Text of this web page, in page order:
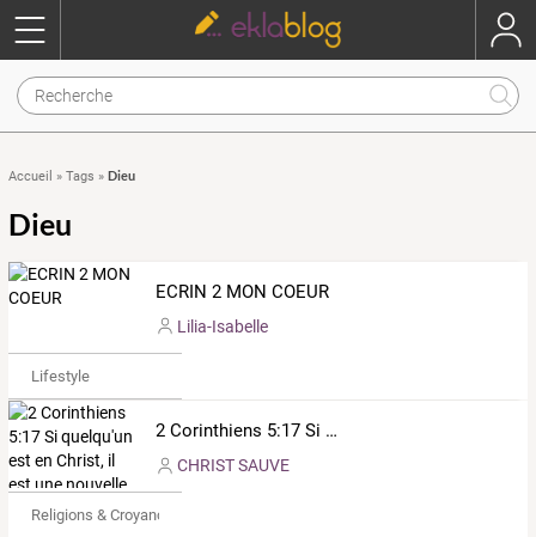
Accueil » Tags » Dieu
Dieu
ECRIN 2 MON COEUR
Lilia-Isabelle
Lifestyle
2 Corinthiens 5:17 Si quelqu'un est en Christ, il est une nouvelle créature. Les choses anciennes sont passées; voici, toutes choses sont devenues nouvelles.
CHRIST SAUVE
Religions & Croyances